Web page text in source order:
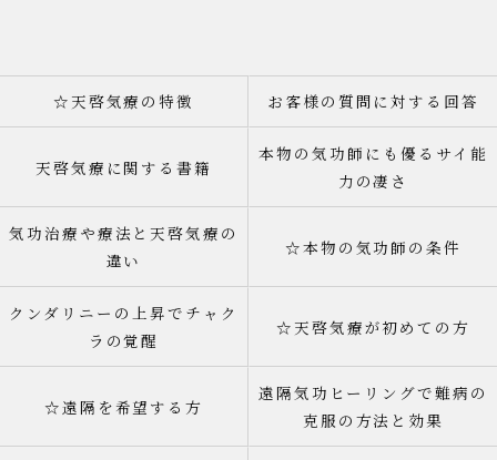
☆天啓気療の特徴 お客様の質問に対する回答
天啓気療に関する書籍
本物の気功師にも優るサイ能
力の凄さ
気功治療や療法と天啓気療の
違い
☆本物の気功師の条件
クンダリニーの上昇でチャク
ラの覚醒
☆天啓気療が初めての方
☆遠隔を希望する方
遠隔気功ヒーリングで難病の
克服の方法と効果